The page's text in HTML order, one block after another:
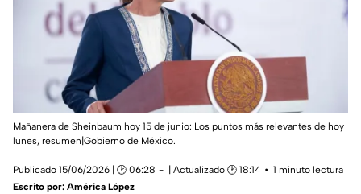
Mañanera de Sheinbaum hoy 15 de junio: Los puntos más relevantes de hoy
lunes, resumen|Gobierno de México.
Publicado 15/06/2026 | 🕑 06:28 | Actualizado 🕑 18:14
1 minuto lectura
Escrito por: América López